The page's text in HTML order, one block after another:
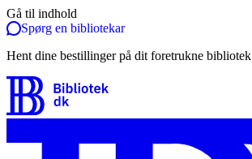
Gå til indhold
Spørg en bibliotekar
Hent dine bestillinger på dit foretrukne bibliotek